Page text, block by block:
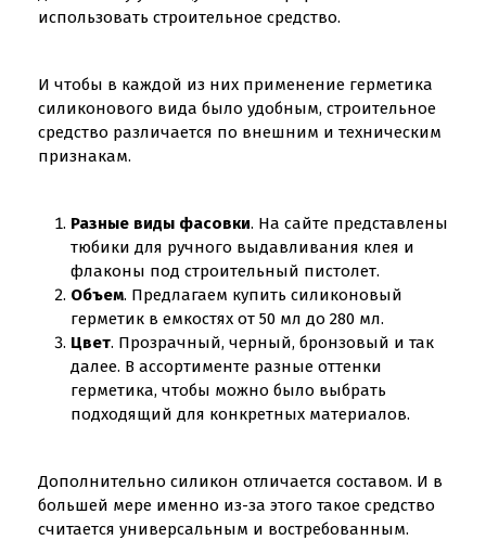
использовать строительное средство.
И чтобы в каждой из них применение герметика
силиконового вида было удобным, строительное
средство различается по внешним и техническим
признакам.
Разные виды фасовки. На сайте представлены
тюбики для ручного выдавливания клея и
флаконы под строительный пистолет.
Объем. Предлагаем купить силиконовый
герметик в емкостях от 50 мл до 280 мл.
Цвет. Прозрачный, черный, бронзовый и так
далее. В ассортименте разные оттенки
герметика, чтобы можно было выбрать
подходящий для конкретных материалов.
Дополнительно силикон отличается составом. И в
большей мере именно из-за этого такое средство
считается универсальным и востребованным.